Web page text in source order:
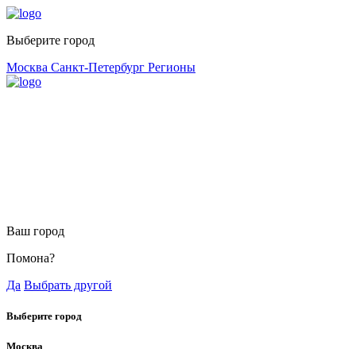
Выберите город
Москва Санкт-Петербург Регионы
Ваш город
Помона?
Да Выбрать другой
Выберите город
Москва